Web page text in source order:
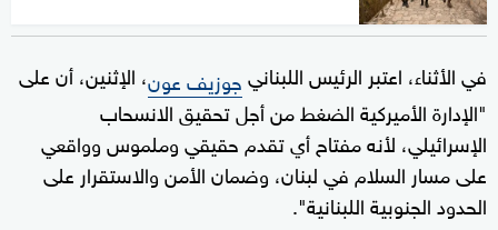
في الأثناء، اعتبر الرئيس اللبنانيجوزيف عون، الإثنين، أن على
"الإدارة الأميركية الضغط من أجل تحقيق الانسحاب
الإسرائيلي، لأنه مفتاح أي تقدم حقيقي وملموس وواقعي
على مسار السلام في لبنان، وضمان الأمن والاستقرار على
الحدود الجنوبية اللبنانية".